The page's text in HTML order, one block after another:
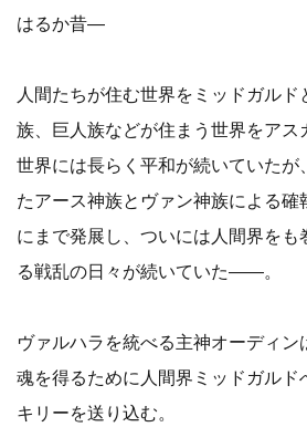
はるか昔―
人間たちが住む世界をミッドガル
族、巨人族などが住まう世界をアス
世界には長らく平和が続いていたが
たアース神族とヴァン神族による確
にまで発展し、ついには人間界をも
る戦乱の日々が続いていた――。
ヴァルハラを統べる主神オーディ
魂を得るために人間界ミッドガルド
キリーを送り込む。